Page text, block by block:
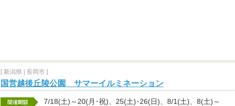
[ 新潟県 長岡市 ]
国営越後丘陵公園 サマーイルミネーション
7/18(土)～20(月･祝)、25(土)･26(日)、8/1(土)、8(土)～